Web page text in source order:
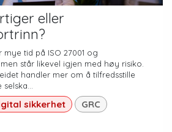
eller
tid på ISO 27001 og
står likevel igjen med høy risiko.
handler mer om å tilfredsstille
sikkerhet
GRC